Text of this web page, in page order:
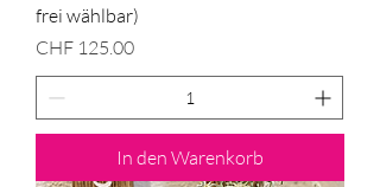
frei wählbar)
Preis
CHF 125.00
In den Warenkorb